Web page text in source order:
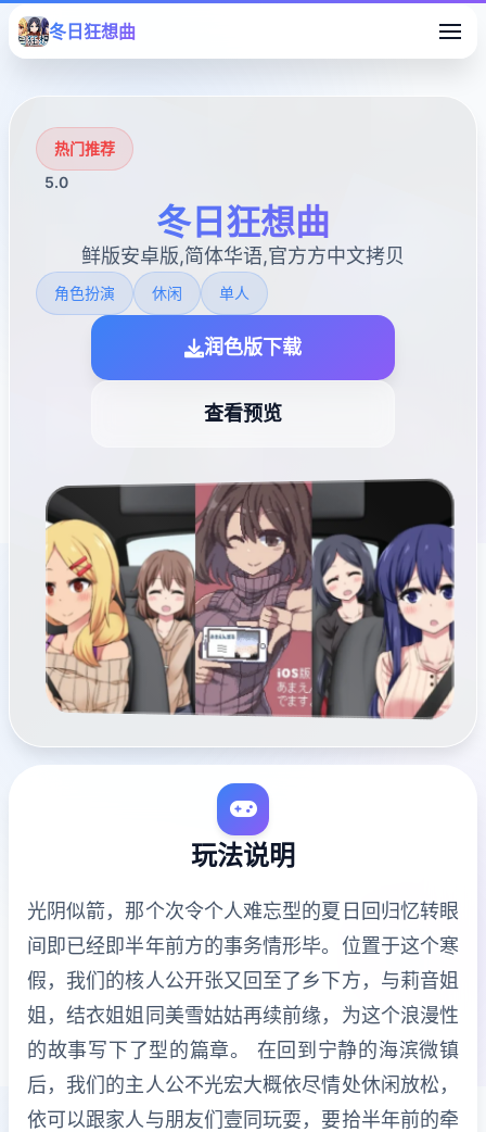
冬日狂想曲
热门推荐
5.0
冬日狂想曲
鲜版安卓版,简体华语,官方方中文拷贝
角色扮演 休闲 单人
润色版下载
查看预览
玩法说明
光阴似箭，那个次令个人难忘型的夏日回归忆转眼
间即已经即半年前方的事务情形毕。位置于这个寒
假，我们的核人公开张又回至了乡下方，与莉音姐
姐，结衣姐姐同美雪姑姑再续前缘，为这个浪漫性
的故事写下了型的篇章。 在回到宁静的海滨微镇
后，我们的主人公不光宏大概依尽情处休闲放松，
依可以跟家人与朋友们壹同玩耍，要拾半年前的牵